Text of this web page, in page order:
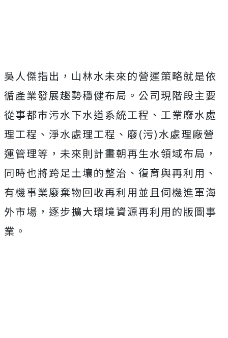
吳人傑指出，山林水未來的營運策略就是依
循產業發展趨勢穩健布局。公司現階段主要
從事都市污水下水道系統工程、工業廢水處
理工程、淨水處理工程、廢(污)水處理廠營
運管理等，未來則計畫朝再生水領域布局，
同時也將跨足土壤的整治、復育與再利用、
有機事業廢棄物回收再利用並且伺機進軍海
外市場，逐步擴大環境資源再利用的版圖事
業。